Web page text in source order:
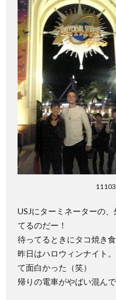
USJにターミネーターの
てるのだー！
待ってるときにタコ焼き食
昨日はハロウィンナイト
て面白かった（笑）
帰りの電車がやばい混ん